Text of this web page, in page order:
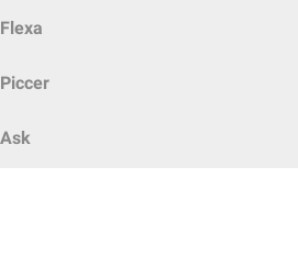
Flexa
Piccer
Ask